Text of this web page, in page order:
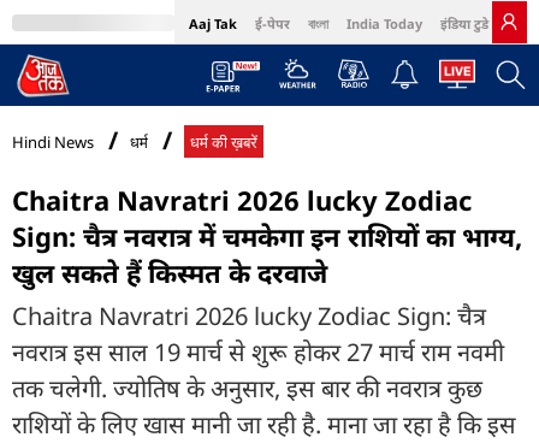
Aaj Tak ई-पेपर বাংলা India Today इंडिया टुडे हिंदी
MumbaiTak Cosmopolitan Harper's Bazaar Northeast
Hindi News धर्म धर्म की ख़बरें
Chaitra Navratri 2026 lucky Zodiac
Sign: चैत्र नवरात्र में चमकेगा इन राशियों का भाग्य,
खुल सकते हैं किस्मत के दरवाजे
Chaitra Navratri 2026 lucky Zodiac Sign: चैत्र
नवरात्र इस साल 19 मार्च से शुरू होकर 27 मार्च राम नवमी
तक चलेगी. ज्योतिष के अनुसार, इस बार की नवरात्र कुछ
राशियों के लिए खास मानी जा रही है. माना जा रहा है कि इस